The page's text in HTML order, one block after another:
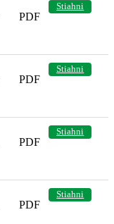
PDF
Stiahni
PDF
Stiahni
PDF
Stiahni
PDF
Stiahni